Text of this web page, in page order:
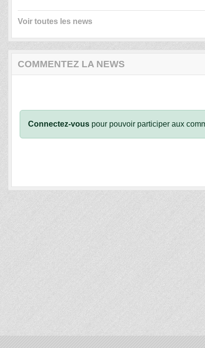
Voir toutes les news
COMMENTEZ LA NEWS
Connectez-vous pour pouvoir participer aux